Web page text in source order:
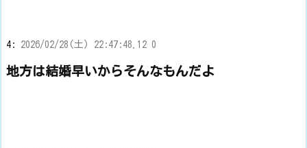
4: 2026/02/28(土) 22:47:48.12 0
地方は結婚早いからそんなもんだよ